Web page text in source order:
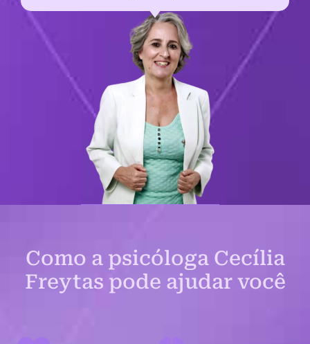
Como a psicóloga Cecília
Freytas pode ajudar você